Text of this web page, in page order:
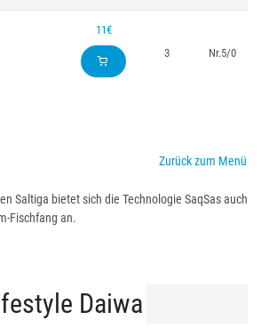
11€
3
Nr.5/0
Zurück zum Menü
Saltiga bietet sich die Technologie SaqSas auch
Fischfang an.
Daiwa